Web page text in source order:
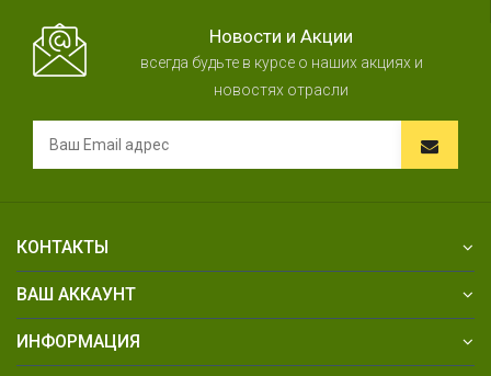
Новости и Акции
всегда будьте в курсе о наших акциях и
новостях отрасли
КОНТАКТЫ
ВАШ АККАУНТ
ИНФОРМАЦИЯ